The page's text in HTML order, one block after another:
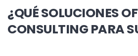
¿QUÉ SOLUCIONES
CONSULTING PARA